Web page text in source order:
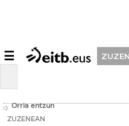
☰
Orria entzun
ZUZENEAN